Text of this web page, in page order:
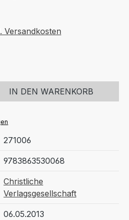
Versandkosten
Gib den
IN DEN WARENKORB
271006
9783863530068
Christliche
Verlagsgesellschaft
06.05.2013